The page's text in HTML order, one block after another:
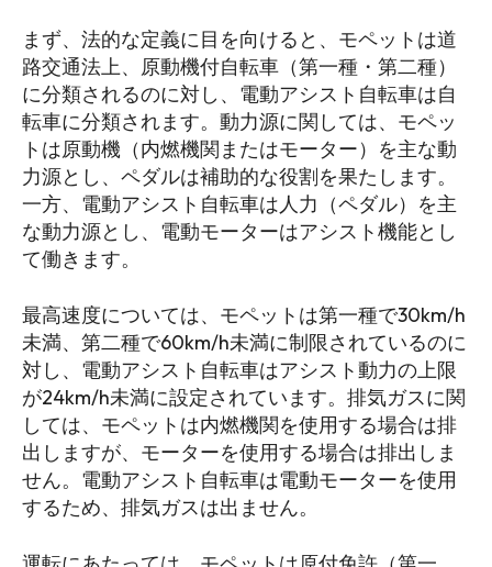
まず、法的な定義に目を向けると、モペットは道
路交通法上、原動機付自転車（第一種・第二種）
に分類されるのに対し、電動アシスト自転車は自
転車に分類されます。動力源に関しては、モペッ
トは原動機（内燃機関またはモーター）を主な動
力源とし、ペダルは補助的な役割を果たします。
一方、電動アシスト自転車は人力（ペダル）を主
な動力源とし、電動モーターはアシスト機能とし
て働きます。
最高速度については、モペットは第一種で30km/h
未満、第二種で60km/h未満に制限されているのに
対し、電動アシスト自転車はアシスト動力の上限
が24km/h未満に設定されています。排気ガスに関
しては、モペットは内燃機関を使用する場合は排
出しますが、モーターを使用する場合は排出しま
せん。電動アシスト自転車は電動モーターを使用
するため、排気ガスは出ません。